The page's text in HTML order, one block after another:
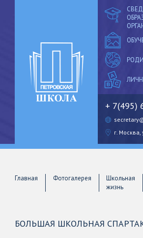
+ 7(495)
г.
Главная Фотогалерея
Школьная
жизнь
БОЛЬШАЯ ШКОЛЬНАЯ